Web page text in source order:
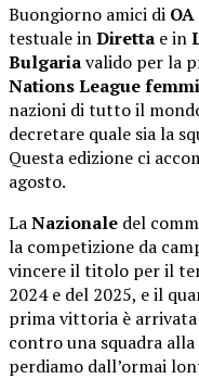
Buongiorno amici di
testuale inDiretta e in
Bulgariavalido per la
Nations League
nazioni di tutto il
decretare quale sia la
Questa edizione ci
agosto.
LaNazionale del
la competizione da
vincere il titolo per il
2024 e del 2025, e il
prima vittoria è arrivata
contro una squadra
perdiamo dall’ormai